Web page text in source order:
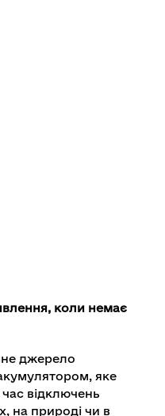
коли немає
джерело
яке
час відключень
на природі чи в